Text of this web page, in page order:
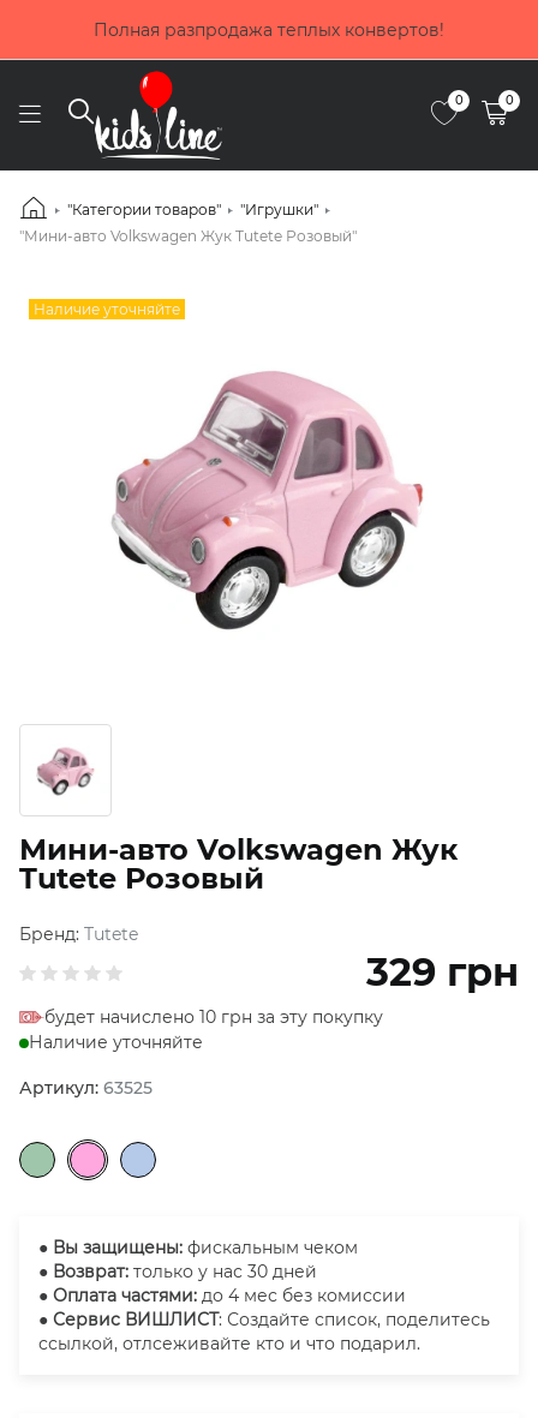
частями от Приватбанка
0 0
"Категории товаров"
"Игрушки"
"Мини-авто Volkswagen Жук Tutete Розовый"
Наличие уточняйте
Мини-авто Volkswagen Жук
Tutete Розовый
Бренд: Tutete
329 грн
будет начислено 10 грн за эту покупку
Наличие уточняйте
Артикул: 63525
● Вы защищены: фискальным чеком
● Возврат: только у нас 30 дней
● Оплата частями: до 4 мес без комиссии
● Сервис ВИШЛИСТ: Создайте список, поделитесь
ссылкой, отлсеживайте кто и что подарил.